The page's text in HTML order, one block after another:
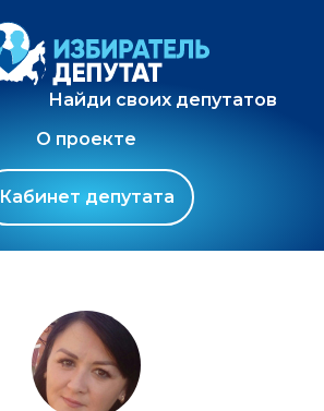
Найди своих депутатов
О проекте
Кабинет депутата